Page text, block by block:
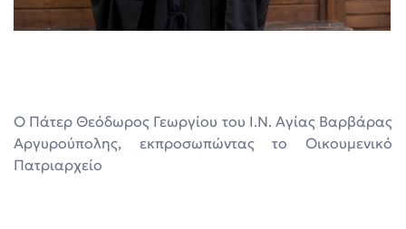
Ο Πάτερ Θεόδωρος Γεωργίου του Ι.Ν. Αγίας Βαρβάρας
Αργυρούπολης, εκπροσωπώντας το Οικουμενικό
Πατριαρχείο